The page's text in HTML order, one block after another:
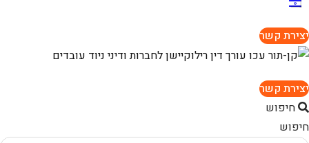
יצירת קשר
יצירת קשר
חיפוש
חיפוש